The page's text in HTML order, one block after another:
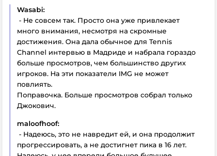
Wasabi:
- Не совсем так. Просто она уже привлекает
много внимания, несмотря на скромные
достижения. Она дала обычное для Tennis
Channel интервью в Мадриде и набрала гораздо
больше просмотров, чем большинство других
игроков. На эти показатели IMG не может
повлиять.
Поправочка. Больше просмотров собрал только
Джокович.
maloofhoof:
- Надеюсь, это не навредит ей, и она продолжит
прогрессировать, а не достигнет пика в 16 лет.